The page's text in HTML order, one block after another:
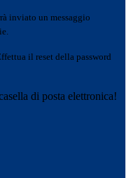
inviato un messaggio
il reset della password
di posta elettronica!